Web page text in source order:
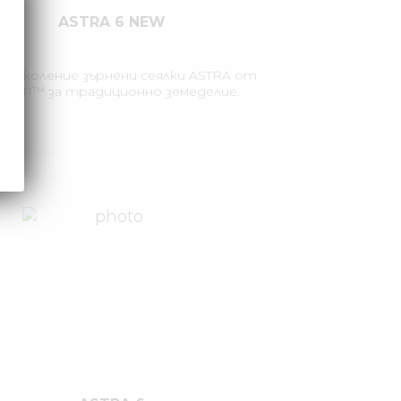
ASTRA 6 NEW
поколение зърнени сеялки ASTRA от
за традиционно земеделие.